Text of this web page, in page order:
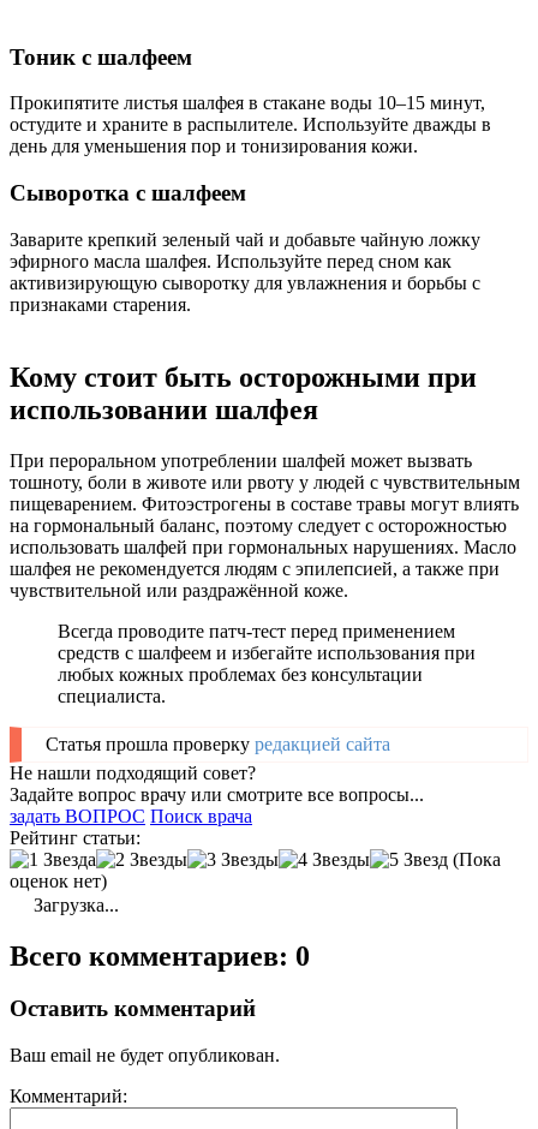
Тоник с шалфеем
Прокипятите листья шалфея в стакане воды 10–15 минут,
остудите и храните в распылителе. Используйте дважды в
день для уменьшения пор и тонизирования кожи.
Сыворотка с шалфеем
Заварите крепкий зеленый чай и добавьте чайную ложку
эфирного масла шалфея. Используйте перед сном как
активизирующую сыворотку для увлажнения и борьбы с
признаками старения.
Кому стоит быть осторожными при
использовании шалфея
При пероральном употреблении шалфей может вызвать
тошноту, боли в животе или рвоту у людей с чувствительным
пищеварением. Фитоэстрогены в составе травы могут влиять
на гормональный баланс, поэтому следует с осторожностью
использовать шалфей при гормональных нарушениях. Масло
шалфея не рекомендуется людям с эпилепсией, а также при
чувствительной или раздражённой коже.
Всегда проводите патч-тест перед применением
средств с шалфеем и избегайте использования при
любых кожных проблемах без консультации
специалиста.
Статья прошла проверку редакцией сайта
Не нашли подходящий совет?
Задайте вопрос врачу или смотрите все вопросы...
задать ВОПРОС Поиск врача
Рейтинг статьи:
(Пока
оценок нет)
Загрузка...
Всего комментариев: 0
Оставить комментарий
Ваш email не будет опубликован.
Комментарий: